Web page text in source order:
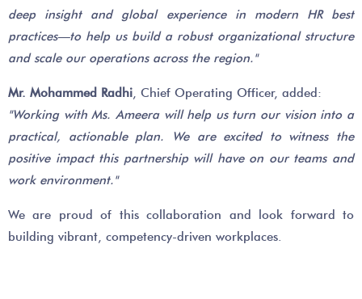
deep insight and global experience in modern HR best
practices—to help us build a robust organizational structure
and scale our operations across the region."
Mr. Mohammed Radhi, Chief Operating Officer, added:
"Working with Ms. Ameera will help us turn our vision into a
practical, actionable plan. We are excited to witness the
positive impact this partnership will have on our teams and
work environment."
We are proud of this collaboration and look forward to
building vibrant, competency-driven workplaces.